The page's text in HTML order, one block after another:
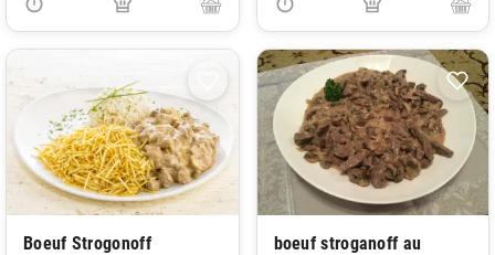
Boeuf Strogonoff
boeuf stroganoff au